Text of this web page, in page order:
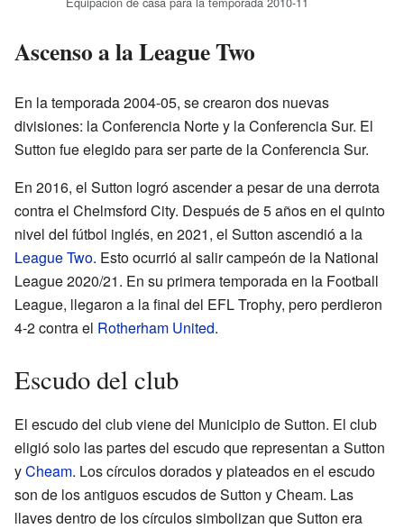
Ascenso a la League Two
En la temporada 2004-05, se crearon dos nuevas
divisiones: la Conferencia Norte y la Conferencia Sur. El
Sutton fue elegido para ser parte de la Conferencia Sur.
En 2016, el Sutton logró ascender a pesar de una derrota
contra el Chelmsford City. Después de 5 años en el quinto
nivel del fútbol inglés, en 2021, el Sutton ascendió a la
League Two. Esto ocurrió al salir campeón de la National
League 2020/21. En su primera temporada en la Football
League, llegaron a la final del EFL Trophy, pero perdieron
4-2 contra el Rotherham United.
Escudo del club
El escudo del club viene del Municipio de Sutton. El club
eligió solo las partes del escudo que representan a Sutton
yCheam. Los círculos dorados y plateados en el escudo
son de los antiguos escudos de Sutton y Cheam. Las
llaves dentro de los círculos simbolizan que Sutton era